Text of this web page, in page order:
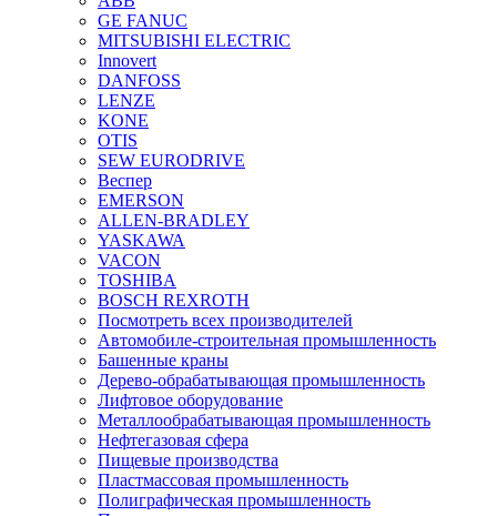
GE FANUC
MITSUBISHI ELECTRIC
Innovert
DANFOSS
LENZE
KONE
OTIS
SEW EURODRIVE
Веспер
EMERSON
ALLEN-BRADLEY
YASKAWA
VACON
TOSHIBA
BOSCH REXROTH
Посмотреть всех производителей
Автомобиле-строительная промышленность
Башенные краны
Дерево-обрабатывающая промышленность
Лифтовое оборудование
Металлообрабатывающая промышленность
Нефтегазовая сфера
Пищевые производства
Пластмассовая промышленность
Полиграфическая промышленность